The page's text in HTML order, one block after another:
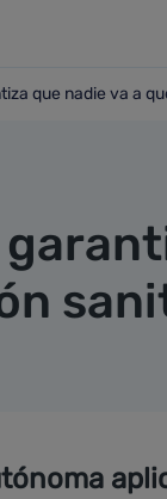
que nadie va a
que nadie va a